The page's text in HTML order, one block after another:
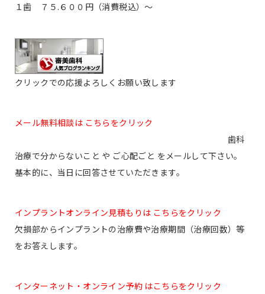
１歯 ７５.６００円（消費税込）〜
クリックでの応援よろしくお願い致します
メール無料相談は こちらをクリック
歯科
治療で分からないこと や ご心配ごと をメールして下さい。
基本的に、当日に回答させていただきます。
インプラントオンライン見積もりは こちらをクリック
欠損部からインプラントの治療費や治療期間（治療回数）等
をお答えします。
インターネット・オンライン予約 はこちらをクリック